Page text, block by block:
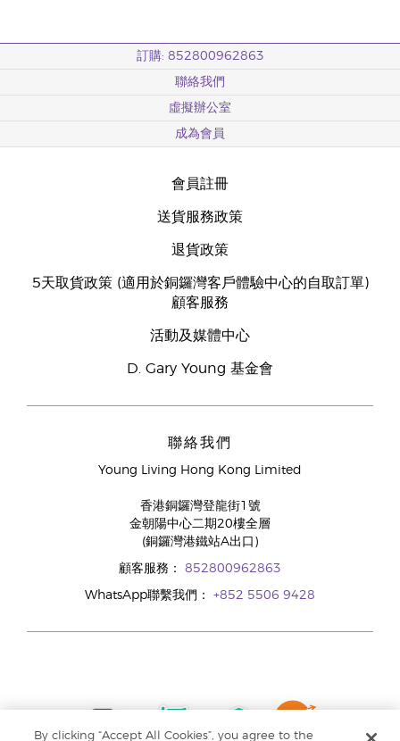
訂購: 852800962863
聯絡我們
虛擬辦公室
成為會員
會員註冊
送貨服務政策
退貨政策
5天取貨政策 (適用於銅鑼灣客戶體驗中心的自取訂單)
顧客服務
活動及媒體中心
D. Gary Young 基金會
聯絡我們
Young Living Hong Kong Limited
香港銅鑼灣登龍街1號
金朝陽中心二期20樓全層
(銅鑼灣港鐵站A出口)
顧客服務： 852800962863
WhatsApp聯繫我們： +852 5506 9428
By clicking “Accept All Cookies”, you agree to the